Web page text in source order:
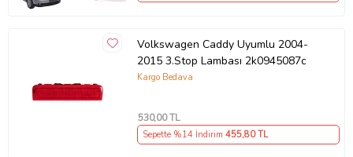
Volkswagen Caddy Uyumlu 2004-
2015 3.Stop Lambası 2k0945087c
Kargo Bedava
530,00 TL
Sepette %14 İndirim 455,80 TL